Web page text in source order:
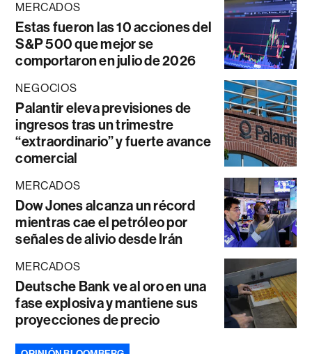
MERCADOS
Estas fueron las 10 acciones del
S&P 500 que mejor se
comportaron en julio de 2026
NEGOCIOS
Palantir eleva previsiones de
ingresos tras un trimestre
“extraordinario” y fuerte avance
comercial
MERCADOS
Dow Jones alcanza un récord
mientras cae el petróleo por
señales de alivio desde Irán
MERCADOS
Deutsche Bank ve al oro en una
fase explosiva y mantiene sus
proyecciones de precio